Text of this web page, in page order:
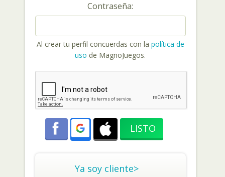
Contraseña:
Al crear tu perfil concuerdas con la política de
uso de MagnoJuegos.
Ya soy cliente>